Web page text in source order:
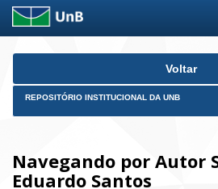
Skip
Voltar
REPOSITÓRIO INSTITUCIONAL DA UNB
Navegando por Autor
Eduardo Santos